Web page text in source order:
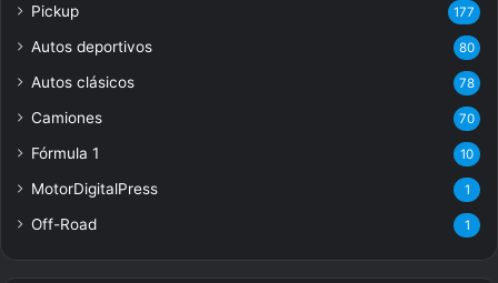
Pickup 177
Autos deportivos 80
Autos clásicos 78
Camiones 70
Fórmula 1 10
MotorDigitalPress 1
Off-Road 1